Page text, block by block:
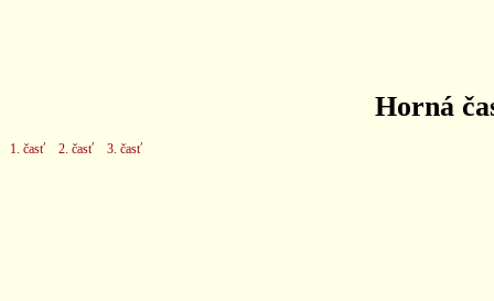
Horná
1. časť 2. časť 3. časť